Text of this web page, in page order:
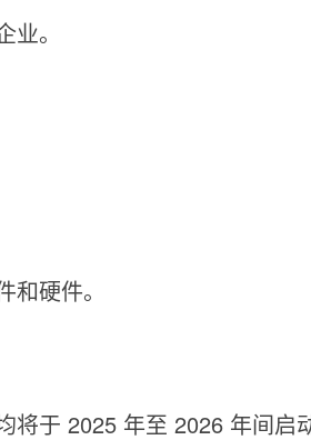
。
硬件。
于 2025 年至 2026 年间启动